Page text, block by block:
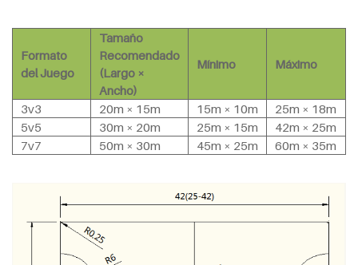
Formato
del Juego
Tamaño
Recomendado
(Largo ×
Ancho)
Mínimo Máximo
3v3 20m × 15m 15m × 10m
25m × 18m
5v5
30m × 20m 25m × 15m
42m × 25m
7v7
50m × 30m 45m × 25m 60m × 35m